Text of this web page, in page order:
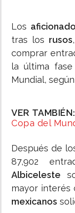
Los
tras los rusos
comprar
la última
Mundial,
VER TAMBIÉN:
Copa del
Después de
87,902
Albiceleste
mayor interés
mexicanos